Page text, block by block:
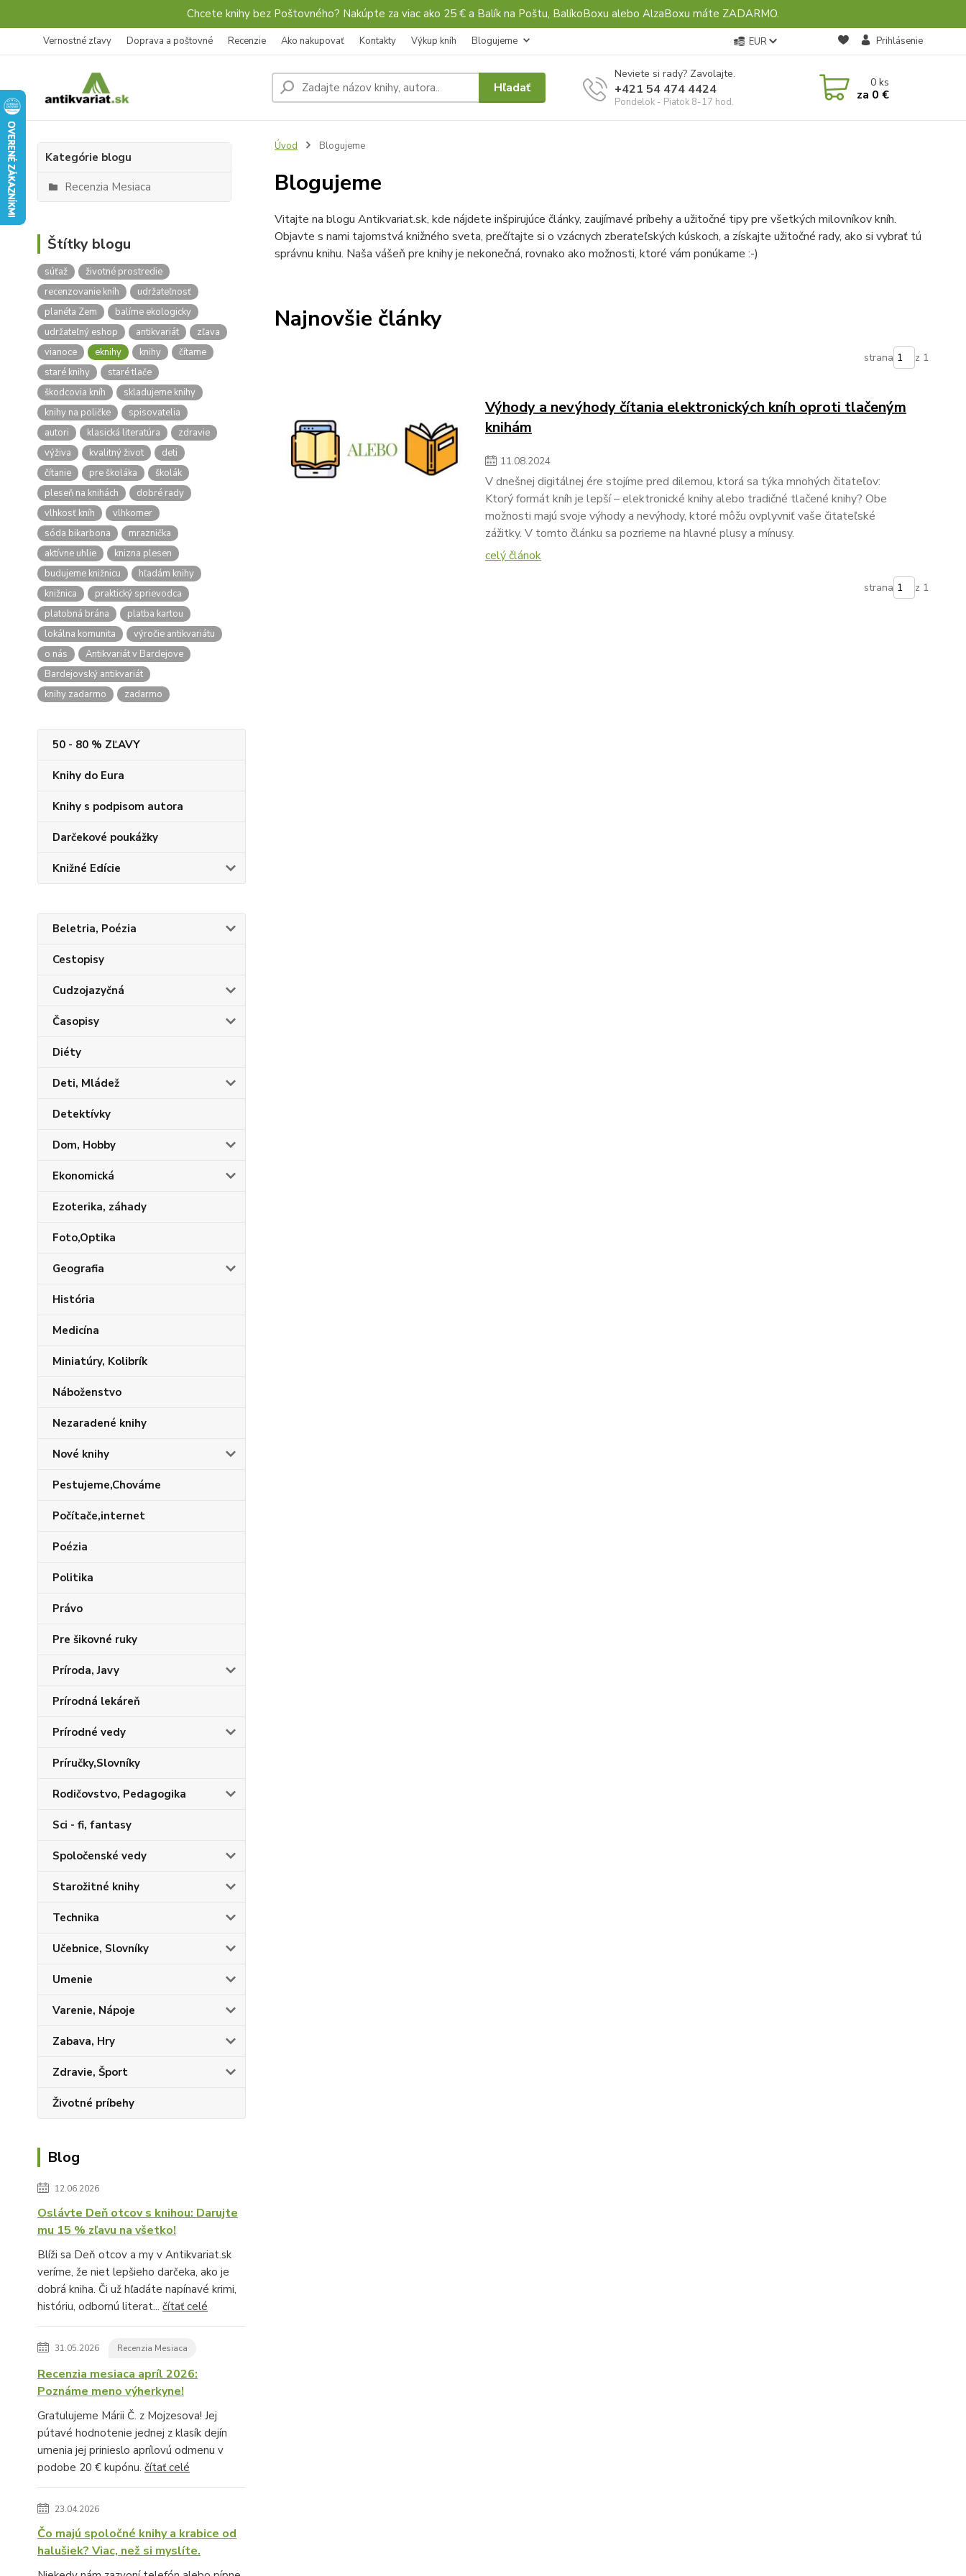
Chcete knihy bez Poštovného? Nakúpte za viac ako 25 € a Balík na Poštu, BalíkoBoxu alebo AlzaBoxu máte ZADARMO.
Vernostné zľavy Doprava a poštovné Recenzie Ako nakupovať Kontakty Výkup kníh Blogujeme EUR Prihlásenie
Hľadať
Neviete si rady? Zavolajte.
+421 54 474 4424
Pondelok - Piatok 8-17 hod.
0ks
za 0 €
Kategórie blogu
Recenzia Mesiaca
Štítky blogu
súťaž
životné prostredie
recenzovanie kníh
udržateľnosť
planéta Zem
balíme ekologicky
udržateľný eshop
antikvariát
zľava
vianoce
eknihy knihy
čítame
staré knihy
staré tlače
škodcovia kníh
skladujeme knihy
knihy na poličke
spisovatelia
autori
klasická literatúra
zdravie
výživa
kvalitný život
deti
čítanie
pre školáka
školák
pleseň na knihách
dobré rady
vlhkosť kníh
vlhkomer
sóda bikarbona
mraznička
aktívne uhlie
knizna plesen
budujeme knižnicu
hľadám knihy
knižnica
praktický sprievodca
platobná brána
platba kartou
lokálna komunita
výročie antikvariátu
o nás
Antikvariát v Bardejove
Bardejovský antikvariát
knihy zadarmo
zadarmo
50 - 80 % ZĽAVY
Knihy do Eura
Knihy s podpisom autora
Darčekové poukážky
Knižné Edície
Beletria, Poézia
Cestopisy
Cudzojazyčná
Časopisy
Diéty
Deti, Mládež
Detektívky
Dom, Hobby
Ekonomická
Ezoterika, záhady
Foto,Optika
Geografia
História
Medicína
Miniatúry, Kolibrík
Náboženstvo
Nezaradené knihy
Nové knihy
Pestujeme,Chováme
Počítače,internet
Poézia
Politika
Právo
Pre šikovné ruky
Príroda, Javy
Prírodná lekáreň
Prírodné vedy
Príručky,Slovníky
Rodičovstvo, Pedagogika
Sci - fi, fantasy
Spoločenské vedy
Starožitné knihy
Technika
Učebnice, Slovníky
Umenie
Varenie, Nápoje
Zabava, Hry
Zdravie, Šport
Životné príbehy
Blog
12.06.2026
Oslávte Deň otcov s knihou: Darujte
mu 15 % zľavu na všetko!
Blíži sa Deň otcov a my v Antikvariat.sk
veríme, že niet lepšieho darčeka, ako je
dobrá kniha. Či už hľadáte napínavé krimi,
históriu, odbornú literat... čítať celé
31.05.2026 Recenzia Mesiaca
Recenzia mesiaca apríl 2026:
Poznáme meno výherkyne!
Gratulujeme Márii Č. z Mojzesova! Jej
pútavé hodnotenie jednej z klasík dejín
umenia jej prinieslo aprílovú odmenu v
podobe 20 € kupónu. čítať celé
23.04.2026
Čo majú spoločné knihy a krabice od
halušiek? Viac, než si myslíte.
Úvod Blogujeme
Blogujeme
Vitajte na blogu Antikvariat.sk, kde nájdete inšpirujúce články, zaujímavé príbehy a užitočné tipy pre všetkých milovníkov kníh.
Objavte s nami tajomstvá knižného sveta, prečítajte si o vzácnych zberateľských kúskoch, a získajte užitočné rady, ako si vybrať tú
správnu knihu. Naša vášeň pre knihy je nekonečná, rovnako ako možnosti, ktoré vám ponúkame :-)
Najnovšie články
strana z 1
Výhody a nevýhody čítania elektronických kníh oproti tlačeným
knihám
11.08.2024
V dnešnej digitálnej ére stojíme pred dilemou, ktorá sa týka mnohých čitateľov:
Ktorý formát kníh je lepší – elektronické knihy alebo tradičné tlačené knihy? Obe
možnosti majú svoje výhody a nevýhody, ktoré môžu ovplyvniť vaše čitateľské
zážitky. V tomto článku sa pozrieme na hlavné plusy a mínusy.
celý článok
strana z 1